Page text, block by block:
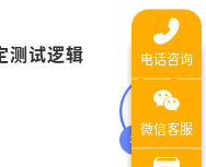
测试逻辑